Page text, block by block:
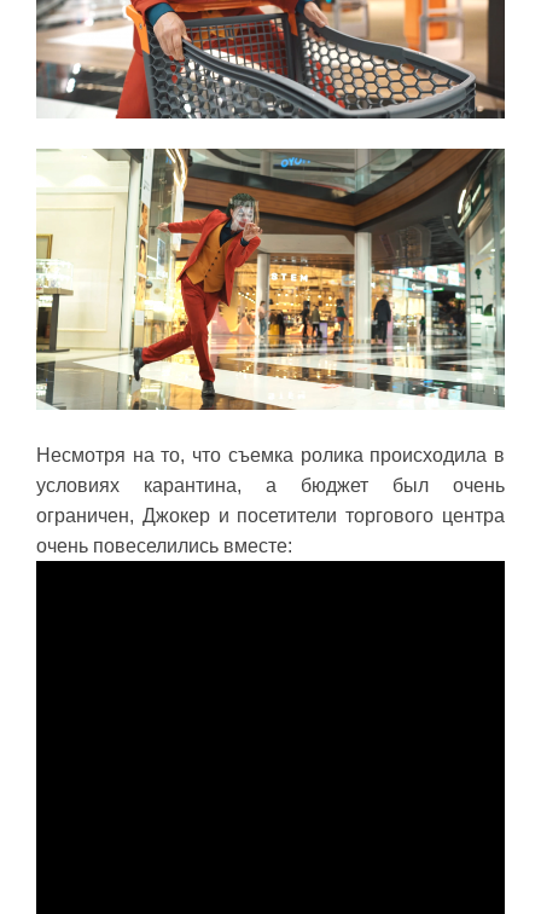
Несмотря на то, что съемка ролика происходила в
условиях карантина, а бюджет был очень
ограничен, Джокер и посетители торгового центра
очень повеселились вместе: